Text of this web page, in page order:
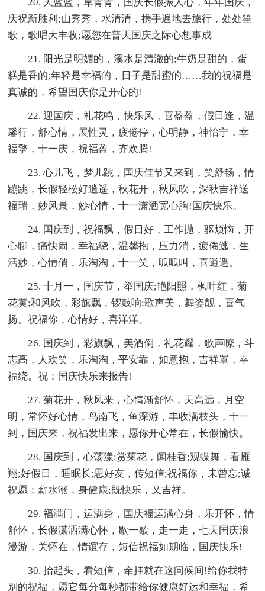
庆祝新胜利;山秀秀，水清清，携手遍地去旅行，处处笙
歌，歌唱大丰收;愿您在普天国庆之际心想事成
21. 阳光是明媚的，溪水是清澈的;牛奶是甜的，蛋
糕是香的;年轻是幸福的，日子是甜蜜的……我的祝福是
真诚的，希望国庆你是开心的!
22. 迎国庆，礼花鸣，快乐风，喜盈盈，假日逢，温
馨行，舒心情，展性灵，疲倦停，心明静，神怡宁，幸
福擎，十一庆，祝福盈，齐欢腾!
23. 心儿飞，梦儿跳，国庆佳节又来到，笑舒畅，情
蹦跳，长假轻松好逍遥，秋花开，秋风吹，深秋吉祥送
福瑞，妙风景，妙心情，十一潇洒宽心胸!国庆快乐。
24. 国庆到，祝福飘，假日好，工作抛，驱烦恼，开
心聊，痛快闹，幸福绕，温馨抱，压力消，疲倦逃，生
活妙，心情俏，乐淘淘，十一笑，呱呱叫，喜逍遥。
25. 十月一，国庆节，举国庆;艳阳照，枫叶红，菊
花黄;和风吹，彩旗飘，锣鼓响;歌声美，舞姿靓，喜气
扬。祝福你，心情好，喜洋洋。
26. 国庆到，彩旗飘，美酒倒，礼花耀，歌声嘹，斗
志高，人欢笑，乐淘淘，平安靠，如意抱，吉祥罩，幸
福绕。祝：国庆快乐来报告!
27. 菊花开，秋风来，心情渐舒怀，天高远，月空
明，常怀好心情，鸟南飞，鱼深游，丰收满枝头，十一
到，国庆来，祝福发出来，愿你开心常在，长假愉快。
28. 国庆到，心荡漾;赏菊花，闻桂香;观蝶舞，看雁
翔;好假日，睡眠长;思好友，传短信;祝福你，未曾忘;诚
祝愿：薪水涨，身健康;既快乐，又吉祥。
29. 福满门，运满身，国庆福运满心身，乐开怀，情
舒怀，长假潇洒满心怀，歇一歇，走一走，七天国庆浪
漫游，关怀在，情谊存，短信祝福如期临，国庆快乐!
30. 抬起头，看短信，牵挂就在这问候间!给你我特
别的祝福，愿它每分每秒都带给你健康好运和幸福，希